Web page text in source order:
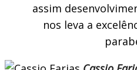
assim
nos leva a